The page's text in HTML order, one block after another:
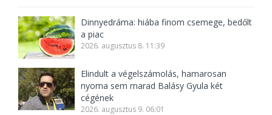
Dinnyedráma: hiába finom csemege, bedőlt
a piac
2026. augusztus 8. 11:39
Elindult a végelszámolás, hamarosan
nyoma sem marad Balásy Gyula két
cégének
2026. augusztus 9. 06:01